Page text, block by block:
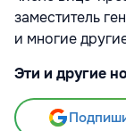
заместитель
и многие
Эти и другие